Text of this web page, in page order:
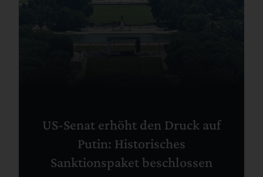
US-Senat erhöht den Druck auf
Putin: Historisches
Sanktionspaket beschlossen